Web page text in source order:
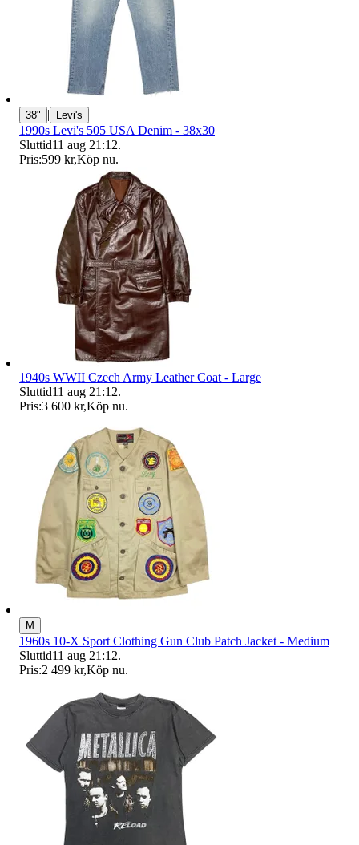
38" | Levi's
1990s Levi's 505 USA Denim - 38x30
Sluttid11 aug 21:12.
Pris:599 kr,Köp nu.
1940s WWII Czech Army Leather Coat - Large
Sluttid11 aug 21:12.
Pris:3 600 kr,Köp nu.
M
1960s 10-X Sport Clothing Gun Club Patch Jacket - Medium
Sluttid11 aug 21:12.
Pris:2 499 kr,Köp nu.